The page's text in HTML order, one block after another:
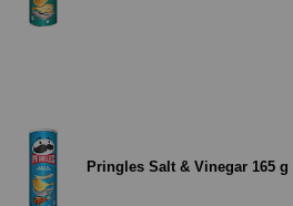
Pringles Salt & Vinegar 165 g